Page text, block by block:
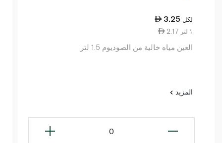
3.25 لكل
2.17 ١ لتر
العين مياه خالية من الصوديوم 1.5 لتر
المزيد
0